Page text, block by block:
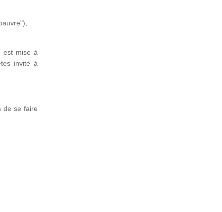
est mise à
invité à
de se faire